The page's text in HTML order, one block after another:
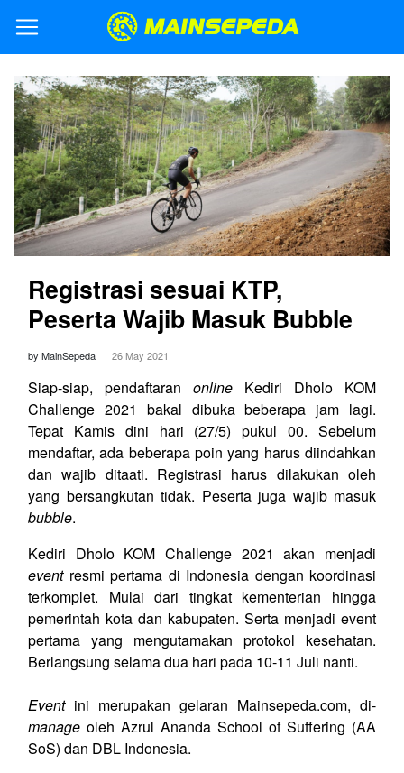
Registrasi sesuai KTP,
Peserta Wajib Masuk Bubble
by MainSepeda 26 May 2021
Siap-siap, pendaftaran online Kediri Dholo KOM
Challenge 2021 bakal dibuka beberapa jam lagi.
Tepat Kamis dini hari (27/5) pukul 00. Sebelum
mendaftar, ada beberapa poin yang harus diindahkan
dan wajib ditaati. Registrasi harus dilakukan oleh
yang bersangkutan tidak. Peserta juga wajib masuk
bubble.
Kediri Dholo KOM Challenge 2021 akan menjadi
eventresmi pertama di Indonesia dengan koordinasi
terkomplet. Mulai dari tingkat kementerian hingga
pemerintah kota dan kabupaten. Serta menjadi event
pertama yang mengutamakan protokol kesehatan.
Berlangsung selama dua hari pada 10-11 Juli nanti.
Eventini merupakan gelaran Mainsepeda.com, di-
manage oleh Azrul Ananda School of Suffering (AA
SoS) dan DBL Indonesia.